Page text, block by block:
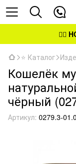
👉🏻
⭐ Каталог
Кошелёк
чёрный
Артикул: 0279.3-